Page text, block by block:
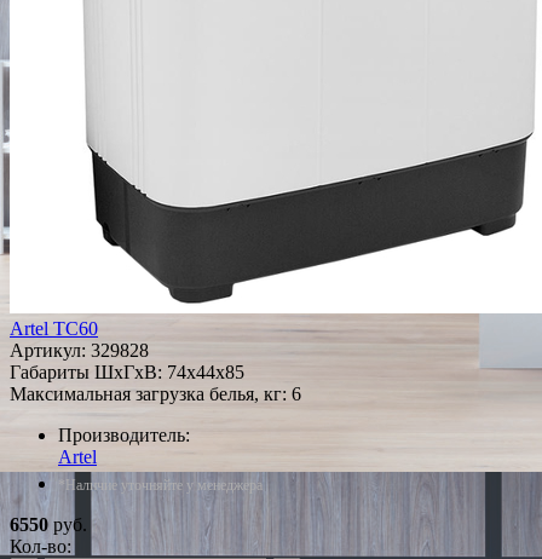
Artel TC60
Артикул: 329828
Габариты ШxГxВ: 74x44x85
Максимальная загрузка белья, кг: 6
Производитель:
Artel
*Наличие уточняйте у менеджера
6550 руб.
Кол-во: